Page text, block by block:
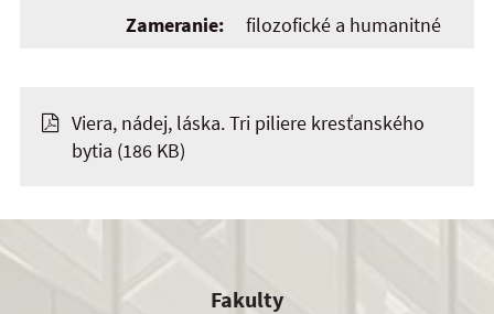
Zameranie:
filozofické a humanitné
Viera, nádej, láska. Tri piliere kresťanského
bytia (186 KB)
Fakulty